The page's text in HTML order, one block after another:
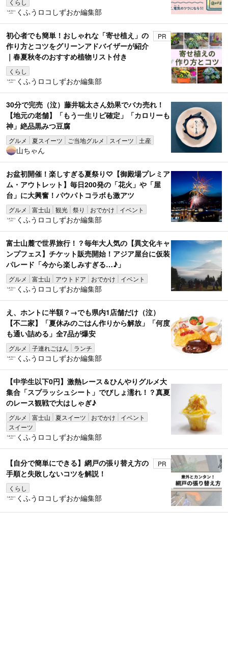
くふうロコしずおか編集部
初心者でも簡単！おしゃれな「寄せ植え」の
作り方とコツをグリーンアドバイザーが紹介
｜春夏秋冬のおすすめ植物リスト付き
くらし
PR
くふうロコしずおか編集部
30分で完売（泣）藤井聡太さん効果でバカ売れ！
【地元の老舗】「もう一生リピ確定」「カロリーも
神」絶品黒みつ豆腐
グルメ 夏スイーツ ご当地グルメ スイーツ 土産
山ちゃん
お盆初開催！楽しすぎる夏祭り♡【御殿場プレミア
ム・アウトレット】毎日200発の「花火」や「屋
台」に大興奮！パウパトコラボも激アツ
グルメ 富士山 観光 祭り おでかけ イベント
くふうロコしずおか編集部
富士山麓で世界旅行！？毎年大人気の【異文化キャ
ンプフェス】チケット販売開始！アジア屋台に仮装
パレード「今から楽しみすぎる…♪」
グルメ 富士山 アウトドア おでかけ イベント
くふうロコしずおか編集部
え、ホントに半額？→でも県内1店舗だけ（泣）
【不二家】「夏休みのごはん作りから解放」「何度
も通い詰める」全7品が爆安
グルメ 子連れごはん ランチ
くふうロコしずおか編集部
【中学生以下0円】激熱レース＆ひんやりグルメ大
集合「スプラッシュシート」でびしょ濡れ！？真夏
のレース観戦で大はしゃぎ♪
グルメ 富士山 夏スイーツ おでかけ
イベント
スイーツ
くふうロコしずおか編集部
【自分で簡単にできる】網戸の張り替え方の
手順と失敗しないコツを解説！
くらし
PR
くふうロコしずおか編集部